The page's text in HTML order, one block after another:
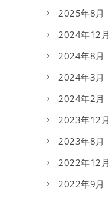
2025年8月
2024年12月
2024年8月
2024年3月
2024年2月
2023年12月
2023年8月
2022年12月
2022年9月